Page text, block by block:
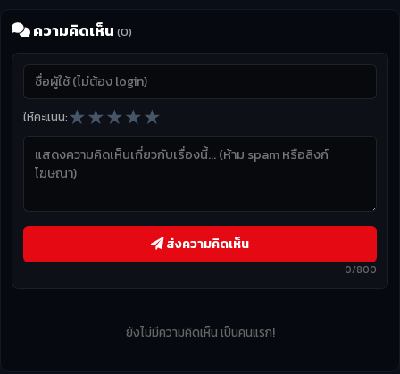
ความคิดเห็น (0)
ให้คะแนน:★★★★★
0/800
ส่งความคิดเห็น
ยังไม่มีความคิดเห็น เป็นคนแรก!